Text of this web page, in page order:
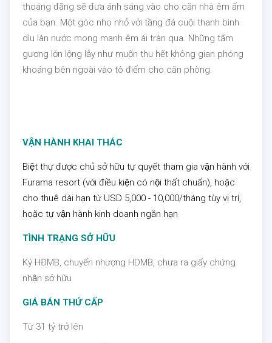
thoáng đãng sẽ đưa ánh sáng vào cho căn nhà êm ấm
của bạn. Một góc nho nhỏ với tầng đá cuội thanh bình
dìu làn nước mong manh êm ái tràn qua. Những tấm
gương lớn lộng lẫy như muốn thu hết không gian phóng
khoáng bên ngoài vào tô điểm cho căn phòng.
VẬN HÀNH KHAI THÁC
Biệt thự được chủ sở hữu tự quyết tham gia vận hành với
Furama resort (với điều kiện có nội thất chuẩn), hoặc
cho thuê dài hạn từ USD 5,000 - 10,000/tháng tùy vị trí,
hoặc tự vận hành kinh doanh ngắn hạn
TÌNH TRẠNG SỞ HỮU
Ký HĐMB, chuyển nhượng HDMB, chưa ra giấy chứng
nhận sở hữu
GIÁ BÁN THỨ CẤP
Từ 31 tỷ trở lên